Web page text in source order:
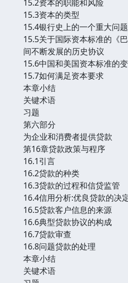
15.2资本的职能和风险
15.3资本的类型
15.4银行史上的一个重大问
15.5关于国际资本标准的《
间不断发展的历史协议
15.6中国和美国资本标准的
15.7如何满足资本要求
本章小结
关键术语
习题
第六部分
为企业和消费者提供贷款
第16章贷款政策与程序
16.1引言
16.2贷款的种类
16.3贷款的过程和信贷监管
16.4信用分析:优良贷款的决
16.5贷款客户信息的来源
16.6典型贷款协议的构成
16.7贷款审查
16.8问题贷款的处理
本章小结
关键术语